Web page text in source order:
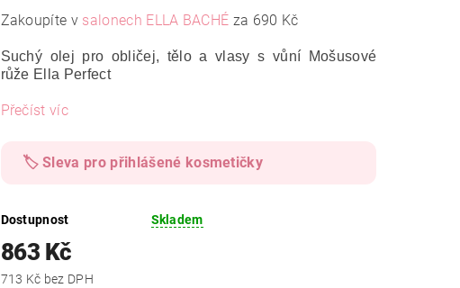
Zakoupíte v salonech ELLA BACHÉ za 690 Kč
Suchý olej pro obličej, tělo a vlasy s vůní Mošusové
růže Ella Perfect
Přečíst víc
🏷️ Sleva pro přihlášené kosmetičky
Dostupnost Skladem
863 Kč
713 Kč bez DPH